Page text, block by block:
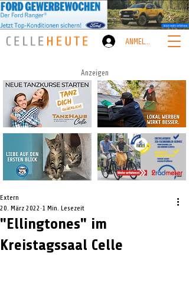
ANMELDEN
Anzeigen
"Ellingtones" im
Kreistagssaal Celle
Extern
20. März 2022 1 Min. Lesezeit